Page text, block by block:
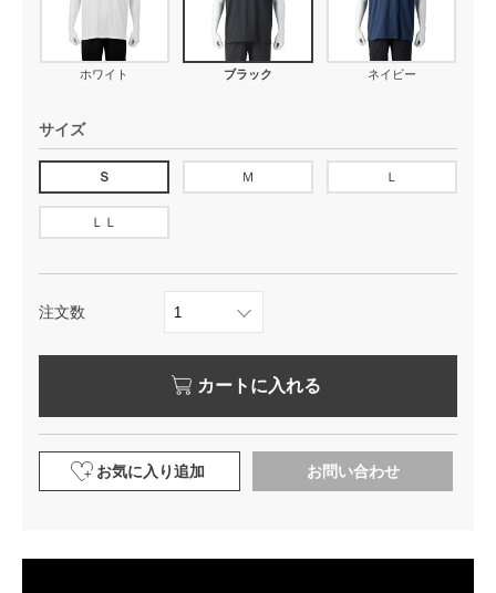
ホワイト ブラック ネイビー
サイズ
Ｓ Ｍ Ｌ
ＬＬ
注文数
カートに入れる
お気に入り追加 お問い合わせ